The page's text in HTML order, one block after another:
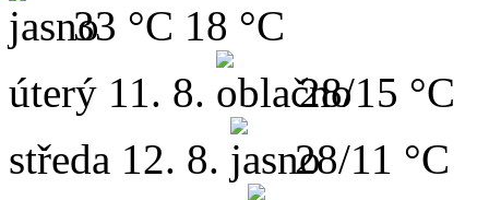
33 °C 18 °C
úterý 11. 8.
28/15 °C
středa 12. 8.
28/11 °C